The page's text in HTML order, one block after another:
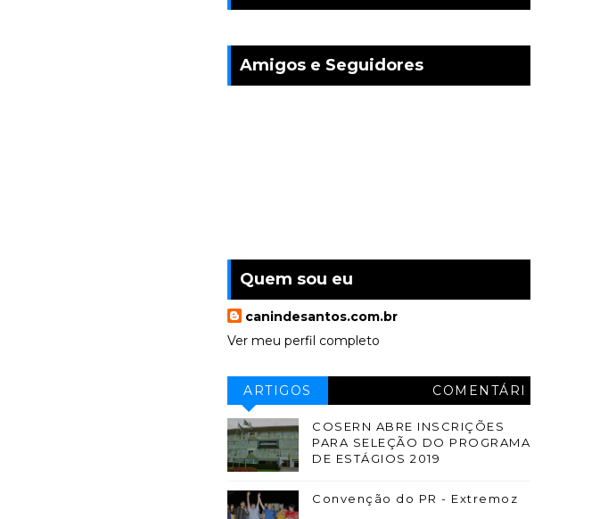
Amigos e Seguidores
Quem sou eu
canindesantos.com.br
Ver meu perfil completo
ARTIGOS
COMENTÁRI
OS
COSERN ABRE INSCRIÇÕES
PARA SELEÇÃO DO PROGRAMA
DE ESTÁGIOS 2019
Convenção do PR - Extremoz